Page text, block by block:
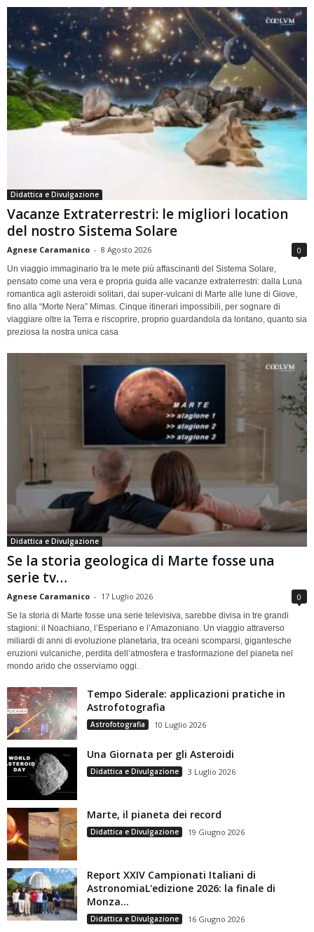
Didattica e Divulgazione
Vacanze Extraterrestri: le migliori location
del nostro Sistema Solare
Agnese Caramanico - 8 Agosto 2026 0
Un viaggio immaginario tra le mete più affascinanti del Sistema Solare,
pensato come una vera e propria guida alle vacanze extraterrestri: dalla Luna
romantica agli asteroidi solitari, dai super-vulcani di Marte alle lune di Giove,
fino alla “Morte Nera” Mimas. Cinque itinerari impossibili, per sognare di
viaggiare oltre la Terra e riscoprire, proprio guardandola da lontano, quanto sia
preziosa la nostra unica casa
Didattica e Divulgazione
Se la storia geologica di Marte fosse una
serie tv…
Agnese Caramanico - 17 Luglio 2026 0
Se la storia di Marte fosse una serie televisiva, sarebbe divisa in tre grandi
stagioni: il Noachiano, l’Esperiano e l’Amazoniano. Un viaggio attraverso
miliardi di anni di evoluzione planetaria, tra oceani scomparsi, gigantesche
eruzioni vulcaniche, perdita dell’atmosfera e trasformazione del pianeta nel
mondo arido che osserviamo oggi.
Tempo Siderale: applicazioni pratiche in
Astrofotografia
Astrofotografia 10 Luglio 2026
Una Giornata per gli Asteroidi
Didattica e Divulgazione 3 Luglio 2026
Marte, il pianeta dei record
Didattica e Divulgazione 19 Giugno 2026
Report XXIV Campionati Italiani di
AstronomiaL'edizione 2026: la finale di
Monza...
Didattica e Divulgazione
16 Giugno 2026